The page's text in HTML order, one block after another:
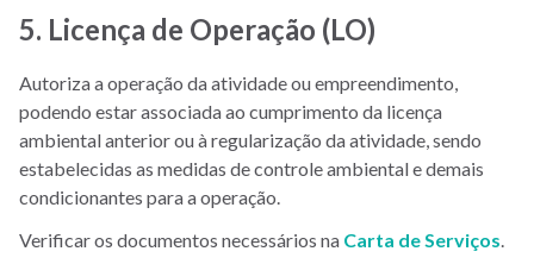
5. Licença de Operação (LO)
Autoriza a operação da atividade ou empreendimento,
podendo estar associada ao cumprimento da licença
ambiental anterior ou à regularização da atividade, sendo
estabelecidas as medidas de controle ambiental e demais
condicionantes para a operação.
Verificar os documentos necessários na Carta de Serviços.